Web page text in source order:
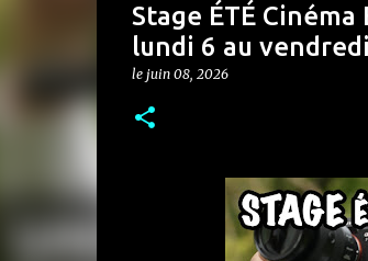
Stage ÉTÉ
lundi 6 au
le juin 08, 2026